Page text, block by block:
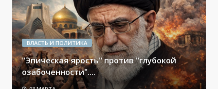
ВЛАСТЬ И ПОЛИТИКА
"Эпическая ярость" против "глубокой
озабоченности"....